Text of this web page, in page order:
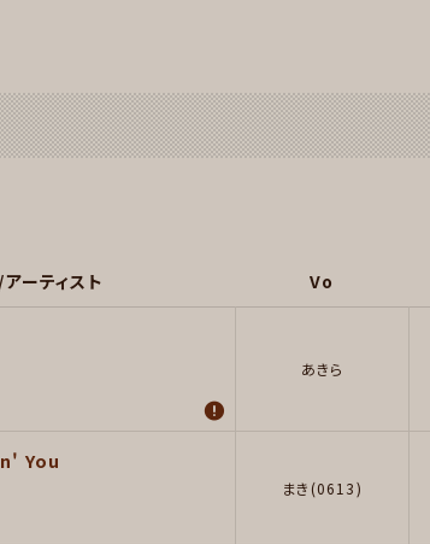
ーティスト Vo
あきら
You
まき(0613)